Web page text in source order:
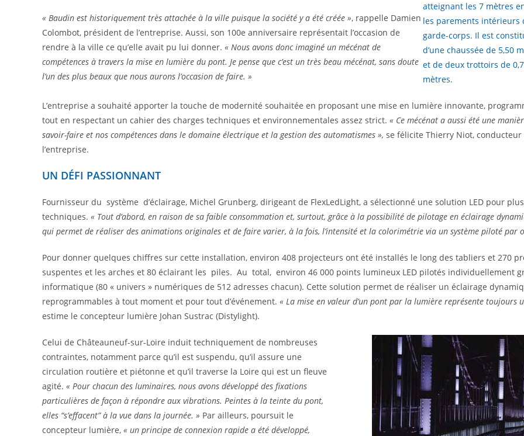
« Baudin est historiquement très attachée à la ville puisque la société y a été créée », rappelle Damien
Colombot, président de l’entreprise. Aussi, son 100e anniversaire représentait l’occasion de
rendre à la ville ce qu’elle avait pu lui donner. « Nous avons donc imaginé un mécénat de
compétences à travers la mise en lumière du pont. Je pense que c’est un très beau mécénat, sans doute
l’un des plus beaux que nous aurons l’occasion de faire. »
atteignant les 7 mètres
les parements intérieurs
garde-corps. Il est
d’une chaussée de 5,50
et de deux trottoirs de
mètres.
L’entreprise a souhaité apporter la touche de modernité souhaitée en proposant une mise en lumière innovante,
tout en respectant un cahier des charges techniques et environnementales assez strict. « Ce mécénat a aussi été une
savoir-faire et nos compétences dans le domaine électrique et la gestion des automatismes », se félicite Thierry Niot,
l’entreprise.
UN DÉFI PASSIONNANT
Fournisseur du système d’éclairage, Michel Grunberg, dirigeant de FlexLedLight, a sélectionné une solution LED pour
techniques. « Tout d’abord, en raison de sa faible consommation et, surtout, grâce à la possibilité de pilotage en éclairage
qui permet de réaliser des animations originales et de faire varier, à la fois, l’intensité et la colorimétrie via un système piloté par
Pour donner quelques chiffres sur cette installation, environ 408 projecteurs ont été installés le long des tabliers et 270
suspentes et les arches et 80 éclairant les piles. Au total, environ 46 000 points lumineux LED pilotés individuellement
informatique (80 « univers » numériques de 512 adresses chacun). Cette solution permet de réaliser un éclairage
reprogrammables à tout moment et pour tout d’événement. « La mise en valeur d’un pont par la lumière représente toujours
estime le concepteur lumière Johan Sustrac (Distylight).
Celui de Châteauneuf-sur-Loire induit techniquement de nombreuses
contraintes, notamment parce qu’il est suspendu, qu’il assure une
circulation routière et piétonne et qu’il traverse la Loire qui est un fleuve
agité. « Pour chacun des luminaires, nous avons développé des fixations
particulières de façon à répondre aux vibrations. Peintes à la teinte du pont,
elles “s’effacent” à la vue dans la journée. » Par ailleurs, poursuit le
concepteur lumière, « un principe de connexion rapide a été développé,